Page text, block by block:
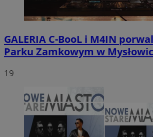
GALERIA C-BooL i M4IN
Parku Zamkowym w
19